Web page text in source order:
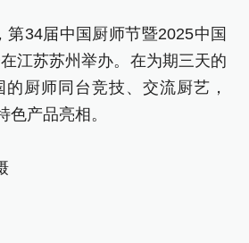
第34届中国厨师节暨2025中国
江苏苏州举办。在为期三天的
厨师同台竞技、交流厨艺，
色产品亮相。